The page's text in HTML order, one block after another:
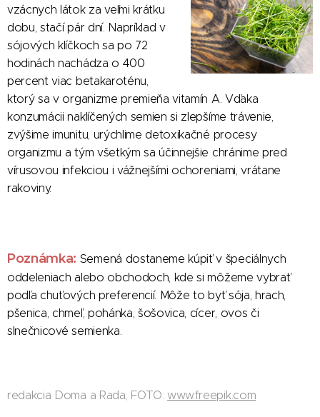
vzácnych látok za veľmi krátku
dobu, stačí pár dní. Napríklad v
sójových klíčkoch sa po 72
hodinách nachádza o 400
percent viac betakaroténu,
ktorý sa v organizme premieňa vitamín A. Vďaka
konzumácii naklíčených semien si zlepšíme trávenie,
zvýšime imunitu, urýchlime detoxikačné procesy
organizmu a tým všetkým sa účinnejšie chránime pred
vírusovou infekciou i vážnejšími ochoreniami, vrátane
rakoviny.
Poznámka: Semená dostaneme kúpiť v špeciálnych
oddeleniach alebo obchodoch, kde si môžeme vybrať
podľa chuťových preferencií. Môže to byť sója, hrach,
pšenica, chmeľ, pohánka, šošovica, cícer, ovos či
slnečnicové semienka.
redakcia Doma a Rada, FOTO:www.freepik.com